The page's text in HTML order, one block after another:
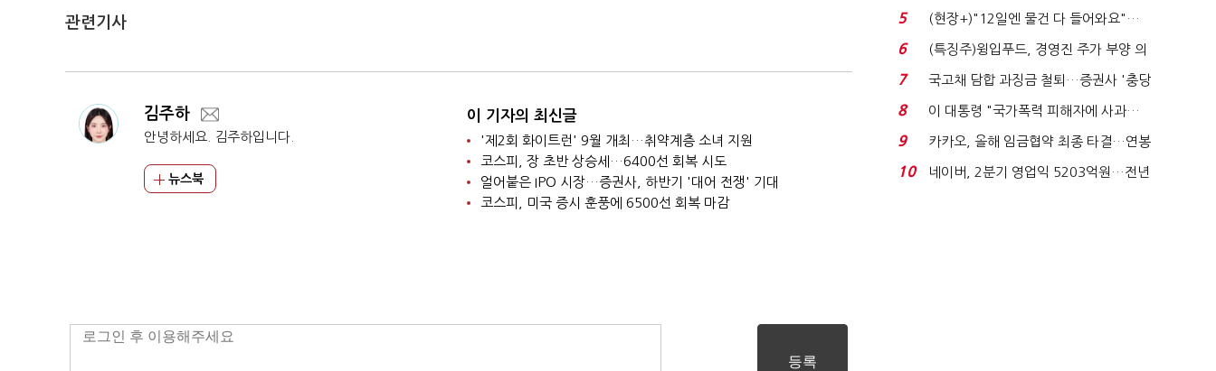
관련기사
김주하
안녕하세요. 김주하입니다.
뉴스북
이 기자의 최신글
'제2회 화이트런' 9월 개최…취약계층 소녀 지원
코스피, 장 초반 상승세…6400선 회복 시도
얼어붙은 IPO 시장…증권사, 하반기 '대어 전쟁' 기대
코스피, 미국 증시 훈풍에 6500선 회복 마감
처분' 기준은 ...
5
(현장+)"12일엔 물건 다 들어와요"…
빈 매대 채우며 문 연 ...
6
(특징주)윙입푸드, 경영진 주가 부양 의
지에 상한가...
7
국고채 담합 과징금 철퇴…증권사 '충당
금 폭탄' 우려...
8
이 대통령 "국가폭력 피해자에 사과…
적극적 조사로 진...
9
카카오, 올해 임금협약 최종 타결…연봉
6.3% 인상·격려...
10
네이버, 2분기 영업익 5203억원…전년